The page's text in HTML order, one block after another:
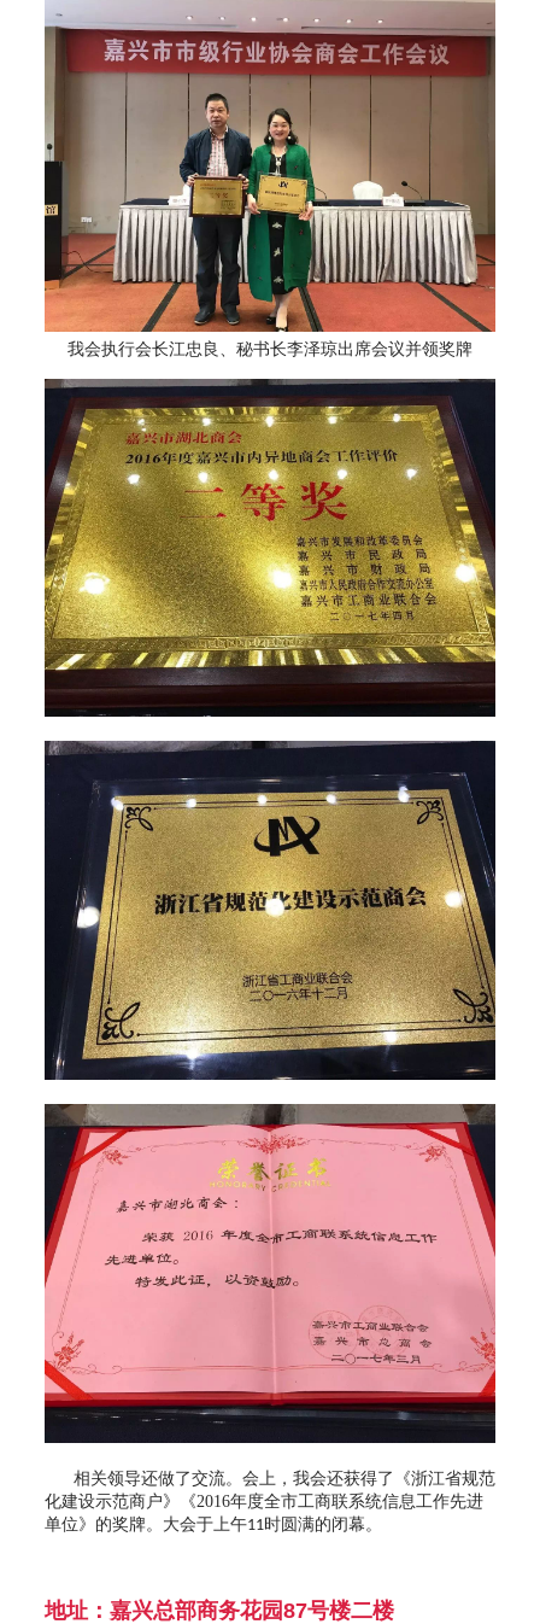
我会执行会长江忠良、秘书长李泽琼出席会议并领奖牌
相关领导还做了交流。会上，我会还获得了《浙江省规范
化建设示范商户》《2016年度全市工商联系统信息工作先进
单位》的奖牌。大会于上午11时圆满的闭幕。
地址：嘉兴总部商务花园87号楼二楼